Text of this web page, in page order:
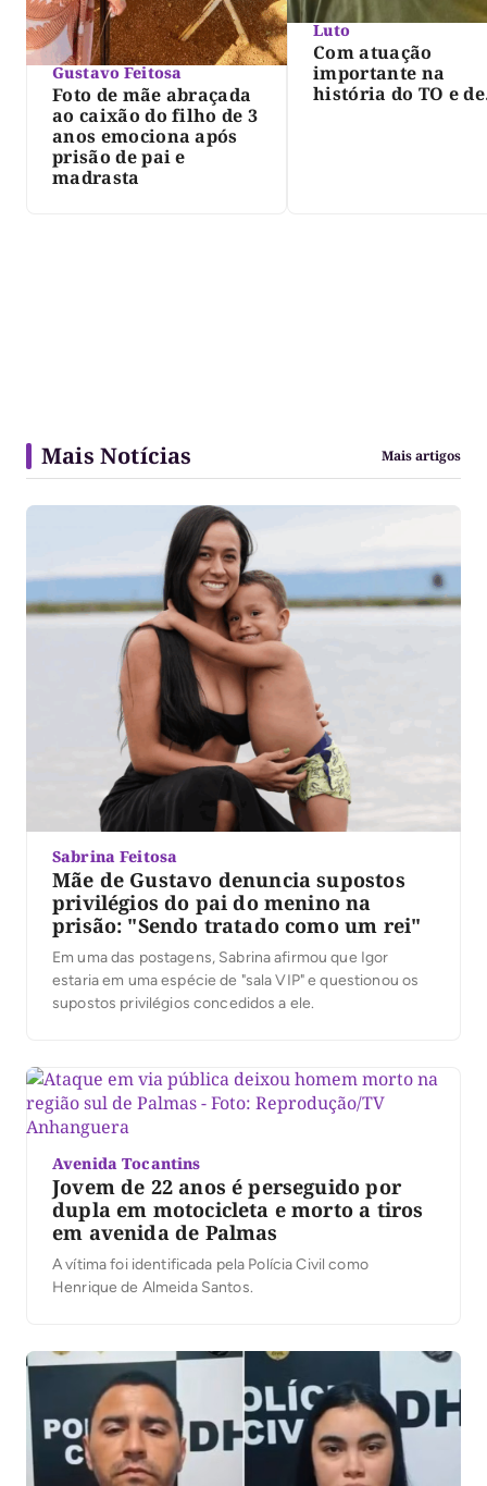
Gustavo Feitosa
Foto de mãe abraçada
ao caixão do filho de 3
anos emociona após
prisão de pai e
madrasta
Luto
Com atuação
importante na
história do TO e de
Mais Notícias Mais artigos
Sabrina Feitosa
Mãe de Gustavo denuncia supostos
privilégios do pai do menino na
prisão: "Sendo tratado como um rei"
Em uma das postagens, Sabrina afirmou que Igor
estaria em uma espécie de "sala VIP" e questionou os
supostos privilégios concedidos a ele.
Avenida Tocantins
Jovem de 22 anos é perseguido por
dupla em motocicleta e morto a tiros
em avenida de Palmas
A vítima foi identificada pela Polícia Civil como
Henrique de Almeida Santos.